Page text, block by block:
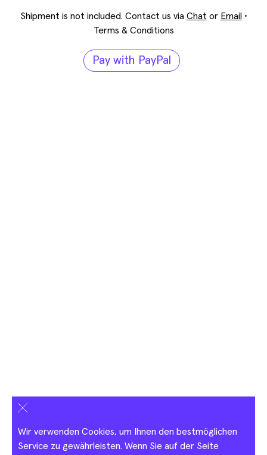
Shipment is not included. Contact us via Chat or Email •
Terms & Conditions
Pay with PayPal
Wir verwenden Cookies, um Ihnen den bestmöglichen
Service zu gewährleisten. Wenn Sie auf der Seite